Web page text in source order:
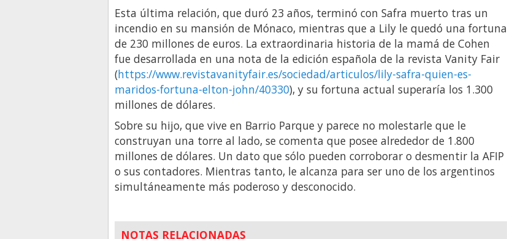
Esta última relación, que duró 23 años, terminó con Safra muerto tras un
incendio en su mansión de Mónaco, mientras que a Lily le quedó una fortuna
de 230 millones de euros. La extraordinaria historia de la mamá de Cohen
fue desarrollada en una nota de la edición española de la revista Vanity Fair
(https://www.revistavanityfair.es/sociedad/articulos/lily-safra-quien-es-
maridos-fortuna-elton-john/40330), y su fortuna actual superaría los 1.300
millones de dólares.
Sobre su hijo, que vive en Barrio Parque y parece no molestarle que le
construyan una torre al lado, se comenta que posee alrededor de 1.800
millones de dólares. Un dato que sólo pueden corroborar o desmentir la AFIP
o sus contadores. Mientras tanto, le alcanza para ser uno de los argentinos
simultáneamente más poderoso y desconocido.
NOTAS RELACIONADAS